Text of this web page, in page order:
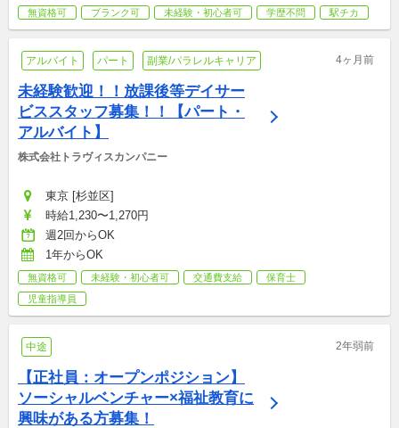
無資格可 ブランク可 未経験・初心者可 学歴不問 駅チカ
アルバイト パート 副業/パラレルキャリア 4ヶ月前
未経験歓迎！！放課後等デイサー
ビススタッフ募集！！【パート・
アルバイト】
株式会社トラヴィスカンパニー
東京 [杉並区]
時給1,230〜1,270円
週2回からOK
1年からOK
無資格可 未経験・初心者可 交通費支給
保育士
児童指導員
中途 2年弱前
【正社員：オープンポジション】
ソーシャルベンチャー×福祉教育に
興味がある方募集！